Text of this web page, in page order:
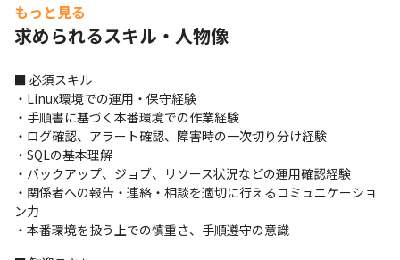
・Linuxサーバーの運用・保守対応
・サーバー、ミドルウェア、DB関連の稼働状況確認とインシデン
ト対応
・メーカー・ベンダー問い合わせ時の調査情報整理、回答内容の
確認、関係者共有
・手順書、設計資料などの各種資料の作成・更新
・顧客担当者、開発担当者、インフラ担当者との連携
・作業進捗、課題、障害状況の報告
■ この仕事の面白み、魅力
・社会インフラ性の高い大手企業が保有するシステムの安定運用
に関わることができます
もっと見る
求められるスキル・人物像
■ 必須スキル
・Linux環境での運用・保守経験
・手順書に基づく本番環境での作業経験
・ログ確認、アラート確認、障害時の一次切り分け経験
・SQLの基本理解
・バックアップ、ジョブ、リソース状況などの運用確認経験
・関係者への報告・連絡・相談を適切に行えるコミュニケーショ
ン力
・本番環境を扱う上での慎重さ、手順遵守の意識